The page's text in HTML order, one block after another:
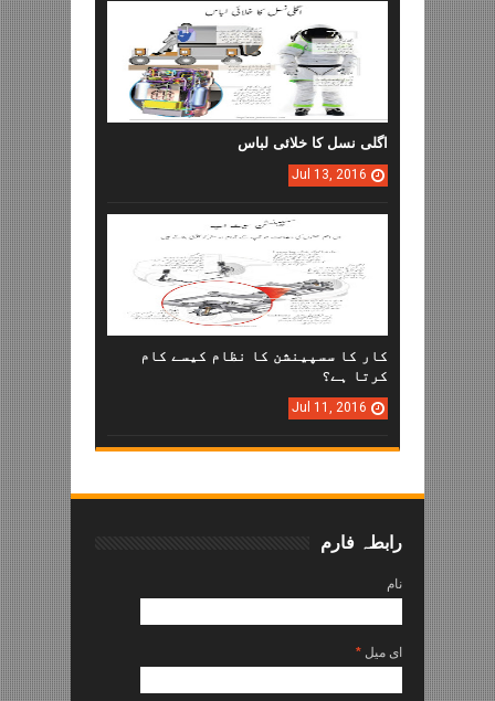
اگلی نسل کا خلائی لباس
Jul 13, 2016
کار کا سسپینشن کا نظام کیسے کام
کرتا ہے؟
Jul 11, 2016
رابطہ فارم
نام
ای میل *